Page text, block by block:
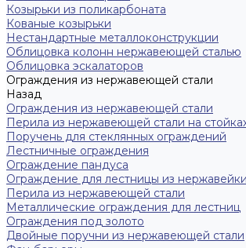
Козырьки из поликарбоната
Кованые козырьки
Нестандартные металлоконструкции
Облицовка колонн нержавеющей сталью
Облицовка эскалаторов
Ограждения из нержавеющей стали
Назад
Ограждения из нержавеющей стали
Перила из нержавеющей стали на
Поручень для стеклянных ограждений
Лестничные ограждения
Ограждение пандуса
Ограждение для лестницы из нержавейки
Перила из нержавеющей стали
Металлические ограждения для лестниц
Ограждения под золото
Двойные поручни из нержавеющей стали